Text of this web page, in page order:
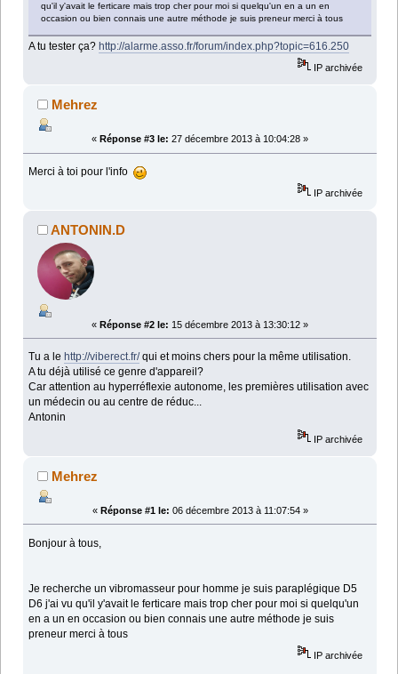
qu'il y'avait le ferticare mais trop cher pour moi si quelqu'un en a un en
occasion ou bien connais une autre méthode je suis preneur merci à tous
A tu tester ça? http://alarme.asso.fr/forum/index.php?topic=616.250
IP archivée
Mehrez
« Réponse #3 le: 27 décembre 2013 à 10:04:28 »
Merci à toi pour l'info
IP archivée
ANTONIN.D
« Réponse #2 le: 15 décembre 2013 à 13:30:12 »
Tu a le http://viberect.fr/qui et moins chers pour la même utilisation.
A tu déjà utilisé ce genre d'appareil?
Car attention au hyperréflexie autonome, les premières utilisation avec
un médecin ou au centre de réduc...
Antonin
IP archivée
Mehrez
« Réponse #1 le: 06 décembre 2013 à 11:07:54 »
Bonjour à tous,
Je recherche un vibromasseur pour homme je suis paraplégique D5
D6 j'ai vu qu'il y'avait le ferticare mais trop cher pour moi si quelqu'un
en a un en occasion ou bien connais une autre méthode je suis
preneur merci à tous
IP archivée